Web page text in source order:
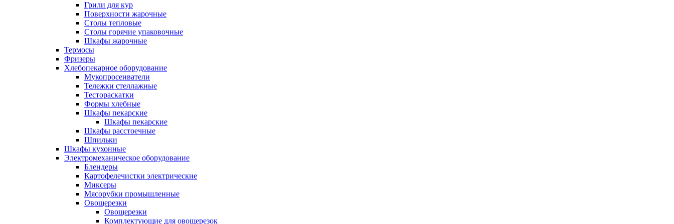
Грили для кур
Поверхности жарочные
Столы тепловые
Столы горячие упаковочные
Шкафы жарочные
Термосы
Фризеры
Хлебопекарное оборудование
Мукопросеиватели
Тележки стеллажные
Тестораскатки
Формы хлебные
Шкафы пекарские
Шкафы пекарские
Шкафы расстоечные
Шпильки
Шкафы кухонные
Электромеханическое оборудование
Блендеры
Картофелечистки электрические
Миксеры
Мясорубки промышленные
Овощерезки
Овощерезки
Комплектующие для овощерезок